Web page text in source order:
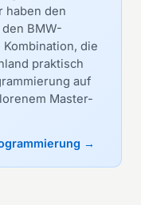
haben den
BMW-
die
praktisch
auf
Master-
→